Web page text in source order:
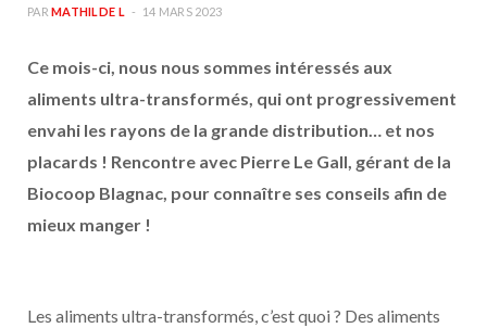
PAR MATHILDE L 14 MARS 2023
Ce mois-ci, nous nous sommes intéressés aux
aliments ultra-transformés, qui ont progressivement
envahi les rayons de la grande distribution… et nos
placards ! Rencontre avec Pierre Le Gall, gérant de la
Biocoop Blagnac, pour connaître ses conseils afin de
mieux manger !
Les aliments ultra-transformés, c’est quoi ? Des aliments